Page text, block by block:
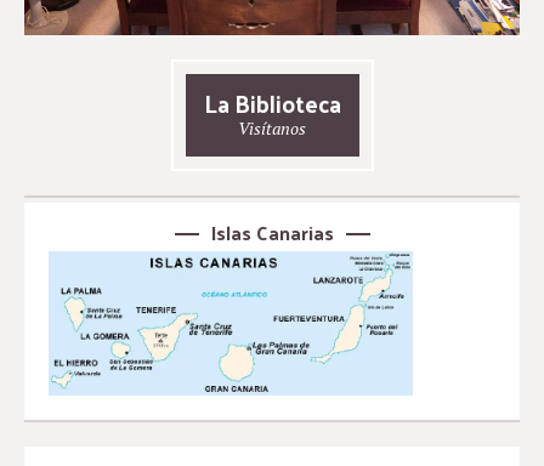
La Biblioteca
Visítanos
Islas Canarias